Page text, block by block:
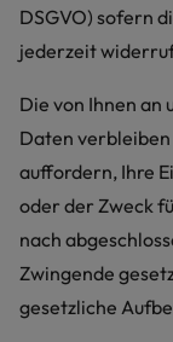
DSGVO) sofern
jederzeit
Die von Ihnen an
Daten verbleiben
auffordern, Ihre
oder der Zweck
nach
Zwingende
gesetzliche